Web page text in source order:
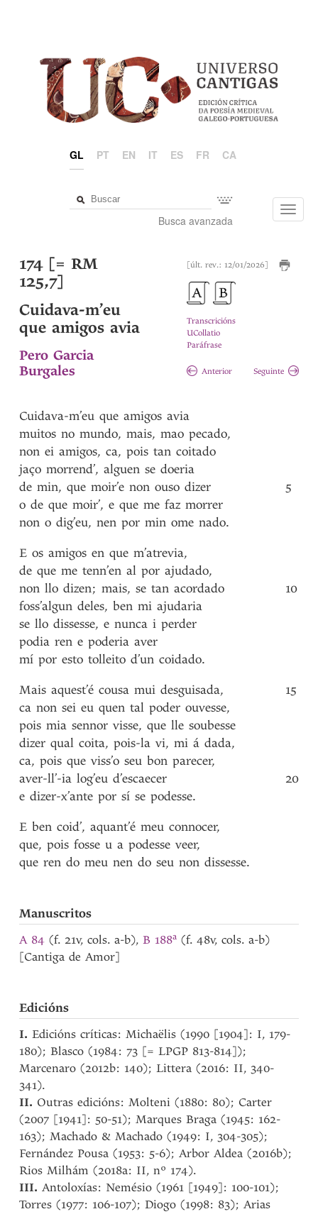
GL PT EN IT ES FR CA
Busca avanzada
[últ. rev.: 12/01/2026]
Transcricións
UCollatio
Paráfrase
Anterior Seguinte
174 [= RM
125,7]
Cuidava-m’eu
que amigos avia
Pero Garcia
Burgales
Cuidava-m’eu que amigos avia
muitos no mundo, mais, mao pecado,
non ei amigos, ca, pois tan coitado
jaço morrend’, alguen se doeria
de min, que moir’e non ouso dizer
o de que moir’, e que me faz morrer
non o dig’eu, nen por min ome nado.
E os amigos en que m’atrevia,
de que me tenn’en al por ajudado,
non llo dizen; mais, se tan acordado
foss’algun deles, ben mi ajudaria
se llo dissesse, e nunca i perder
podia ren e poderia aver
mí por esto tolleito d’un coidado.
Mais aquest’é cousa mui desguisada,
ca non sei eu quen tal poder ouvesse,
pois mia sennor visse, que lle soubesse
dizer qual coita, pois-la vi, mi á dada,
ca, pois que viss’o seu bon parecer,
aver-ll’-ia log’eu d’escaecer
e dizer-x’ante por sí se podesse.
E ben coid’, aquant’é meu connocer,
que, pois fosse u a podesse veer,
que ren do meu nen do seu non dissesse.
5
10
15
20
Manuscritos
A 84 (f. 21v, cols. a-b),B 188a (f. 48v, cols. a-b)
[Cantiga de Amor]
Edicións
I. Edicións críticas: Michaëlis (1990 [1904]: I, 179-
180); Blasco (1984: 73 [= LPGP 813-814]);
Marcenaro (2012b: 140); Littera (2016: II, 340-
341).
II. Outras edicións: Molteni (1880: 80); Carter
(2007 [1941]: 50-51); Marques Braga (1945: 162-
163); Machado & Machado (1949: I, 304-305);
Fernández Pousa (1953: 5-6); Arbor Aldea (2016b);
Rios Milhám (2018a: II, nº 174).
III. Antoloxías: Nemésio (1961 [1949]: 100-101);
Torres (1977: 106-107); Diogo (1998: 83); Arias